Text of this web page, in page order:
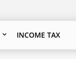
INCOME TAX